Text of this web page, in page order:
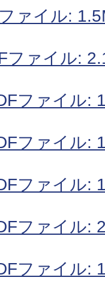
ァイル:
ファイル:
ファイル:
ファイル:
ファイル:
ファイル:
ファイル: